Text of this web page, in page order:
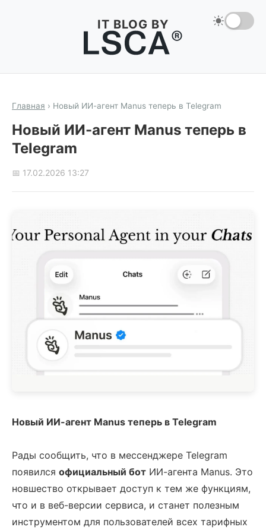
IT BLOG BY
Главная › Новый ИИ-агент Manus теперь в Telegram
Новый ИИ-агент Manus теперь в
Telegram
📅 17.02.2026 13:27
Новый ИИ-агент Manus теперь в Telegram
Рады сообщить, что в мессенджере Telegram
появился официальный бот ИИ-агента Manus. Это
новшество открывает доступ к тем же функциям,
что и в веб-версии сервиса, и станет полезным
инструментом для пользователей всех тарифных